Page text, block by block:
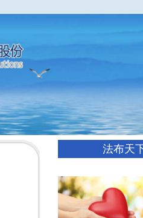
法布天